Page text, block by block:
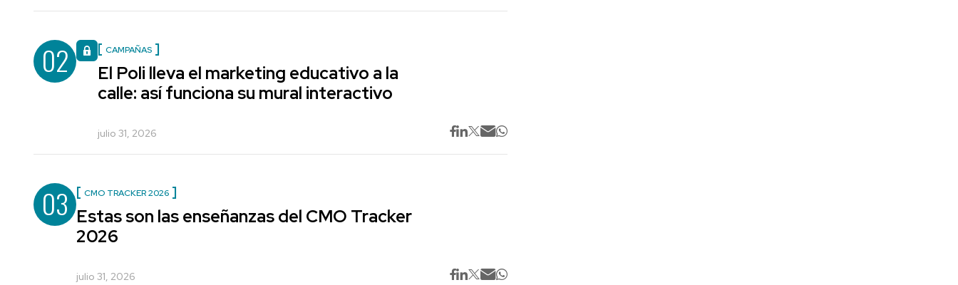
02 CAMPAÑAS
El Poli lleva el marketing educativo a la
calle: así funciona su mural interactivo
julio 31, 2026
03 CMO TRACKER 2026
Estas son las enseñanzas del CMO Tracker
2026
julio 31, 2026